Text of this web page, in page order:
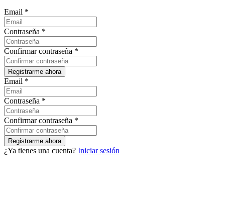
Email *
Contraseña *
Confirmar contraseña *
Email *
Contraseña *
Confirmar contraseña *
¿Ya tienes una cuenta? Iniciar sesión